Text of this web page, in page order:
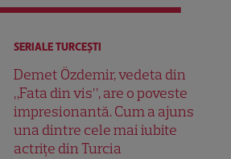
SERIALE TURCEŞTI
Demet Özdemir, vedeta din
„Fata din vis”, are o poveste
impresionantă. Cum a ajuns
una dintre cele mai iubite
actrițe din Turcia